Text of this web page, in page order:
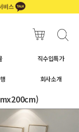
직수입특가
회사소개